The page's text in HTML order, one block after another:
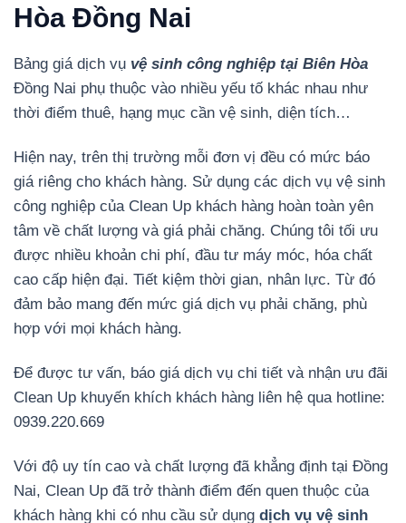
Hòa Đồng Nai
Bảng giá dịch vụ vệ sinh công nghiệp tại Biên Hòa
Đồng Nai phụ thuộc vào nhiều yếu tố khác nhau như
thời điểm thuê, hạng mục cần vệ sinh, diện tích…
Hiện nay, trên thị trường mỗi đơn vị đều có mức báo
giá riêng cho khách hàng. Sử dụng các dịch vụ vệ sinh
công nghiệp của Clean Up khách hàng hoàn toàn yên
tâm về chất lượng và giá phải chăng. Chúng tôi tối ưu
được nhiều khoản chi phí, đầu tư máy móc, hóa chất
cao cấp hiện đại. Tiết kiệm thời gian, nhân lực. Từ đó
đảm bảo mang đến mức giá dịch vụ phải chăng, phù
hợp với mọi khách hàng.
Để được tư vấn, báo giá dịch vụ chi tiết và nhận ưu đãi
Clean Up khuyến khích khách hàng liên hệ qua hotline:
0939.220.669
Với độ uy tín cao và chất lượng đã khẳng định tại Đồng
Nai, Clean Up đã trở thành điểm đến quen thuộc của
khách hàng khi có nhu cầu sử dụng dịch vụ vệ sinh